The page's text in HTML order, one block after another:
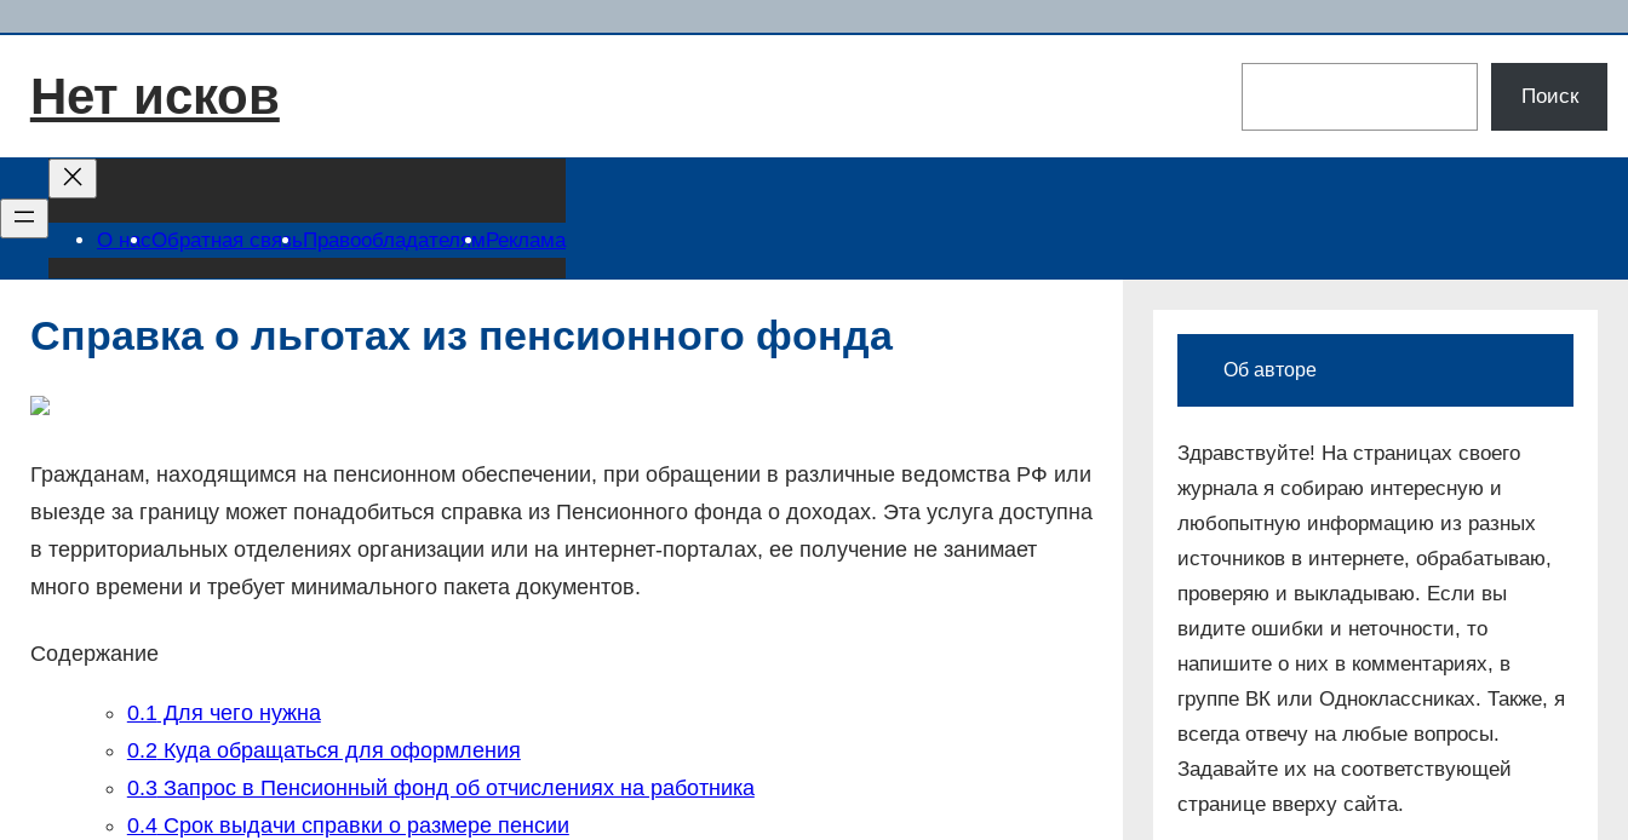
содержимому
Нет исков Поиск
О насОбратная связь Правообладателям Реклама
Справка о льготах из пенсионного фонда
Гражданам, находящимся на пенсионном обеспечении, при обращении в различные ведомства РФ или
выезде за границу может понадобиться справка из Пенсионного фонда о доходах. Эта услуга доступна
в территориальных отделениях организации или на интернет-порталах, ее получение не занимает
много времени и требует минимального пакета документов.
Содержание
0.1Для чего нужна
0.2Куда обращаться для оформления
0.3Запрос в Пенсионный фонд об отчислениях на работника
0.4Срок выдачи справки о размере пенсии
Об авторе
Здравствуйте! На страницах своего
журнала я собираю интересную и
любопытную информацию из разных
источников в интернете, обрабатываю,
проверяю и выкладываю. Если вы
видите ошибки и неточности, то
напишите о них в комментариях, в
группе ВК или Одноклассниках. Также, я
всегда отвечу на любые вопросы.
Задавайте их на соответствующей
странице вверху сайта.